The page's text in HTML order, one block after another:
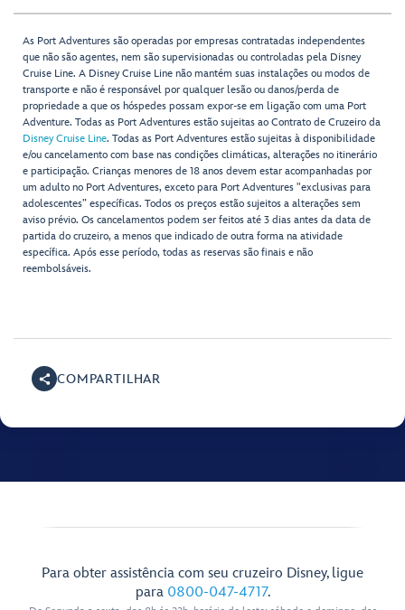
As Port Adventures são operadas por empresas contratadas independentes
que não são agentes, nem são supervisionadas ou controladas pela Disney
Cruise Line. A Disney Cruise Line não mantém suas instalações ou modos de
transporte e não é responsável por qualquer lesão ou danos/perda de
propriedade a que os hóspedes possam expor-se em ligação com uma Port
Adventure. Todas as Port Adventures estão sujeitas ao Contrato de Cruzeiro da
Disney Cruise Line. Todas as Port Adventures estão sujeitas à disponibilidade
e/ou cancelamento com base nas condições climáticas, alterações no itinerário
e participação. Crianças menores de 18 anos devem estar acompanhadas por
um adulto no Port Adventures, exceto para Port Adventures "exclusivas para
adolescentes” específicas. Todos os preços estão sujeitos a alterações sem
aviso prévio. Os cancelamentos podem ser feitos até 3 dias antes da data de
partida do cruzeiro, a menos que indicado de outra forma na atividade
específica. Após esse período, todas as reservas são finais e não
reembolsáveis.
COMPARTILHAR
Para obter assistência com seu cruzeiro Disney, ligue
para 0800-047-4717.